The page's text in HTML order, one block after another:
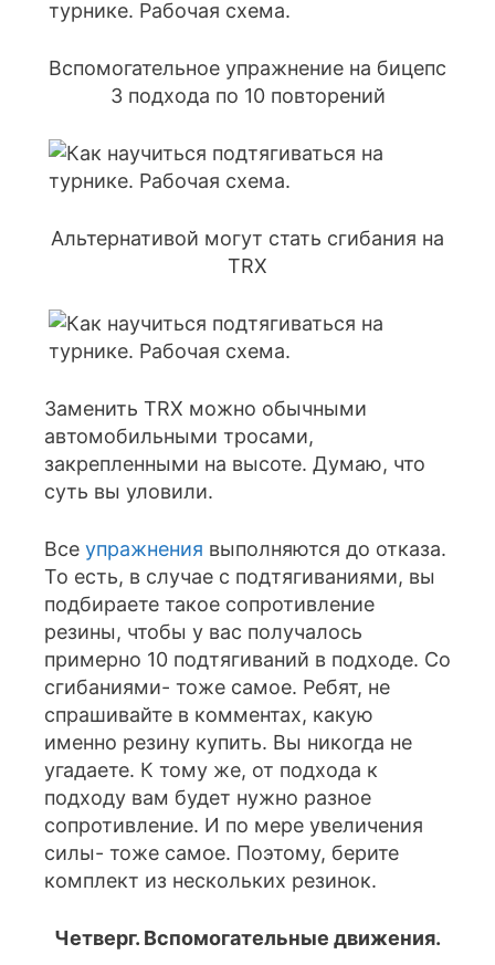
Вспомогательное упражнение на бицепс
3 подхода по 10 повторений
Альтернативой могут стать сгибания на
TRX
Заменить TRX можно обычными
автомобильными тросами,
закрепленными на высоте. Думаю, что
суть вы уловили.
Все упражнения выполняются до отказа.
То есть, в случае с подтягиваниями, вы
подбираете такое сопротивление
резины, чтобы у вас получалось
примерно 10 подтягиваний в подходе. Со
сгибаниями- тоже самое. Ребят, не
спрашивайте в комментах, какую
именно резину купить. Вы никогда не
угадаете. К тому же, от подхода к
подходу вам будет нужно разное
сопротивление. И по мере увеличения
силы- тоже самое. Поэтому, берите
комплект из нескольких резинок.
Четверг. Вспомогательные движения.